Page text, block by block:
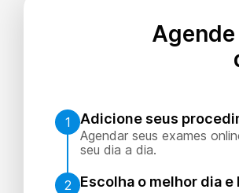
1 Adicione seus
Agendar seus exames
seu dia a dia.
2 Escolha o melhor dia e